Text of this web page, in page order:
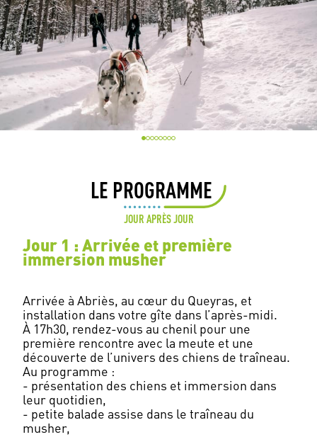
LE PROGRAMME
JOUR APRÈS JOUR
Jour 1 : Arrivée et première
immersion musher
Arrivée à Abriès, au cœur du Queyras, et
installation dans votre gîte dans l’après-midi.
À 17h30, rendez-vous au chenil pour une
première rencontre avec la meute et une
découverte de l’univers des chiens de traîneau.
Au programme :
- présentation des chiens et immersion dans
leur quotidien,
- petite balade assise dans le traîneau du
musher,